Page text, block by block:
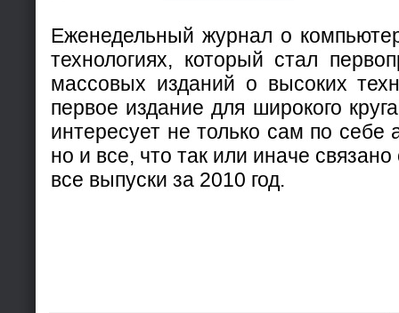
Еженедельный журнал о
технологиях, который стал
массовых изданий о высоких
первое издание для широкого
интересует не только сам по себе
но и все, что так или иначе
все выпуски за 2010 год.